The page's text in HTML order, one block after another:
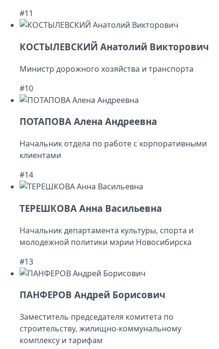
#11
КОСТЫЛЕВСКИЙ Анатолий Викторович
Министр дорожного хозяйства и транспорта
#10
ПОТАПОВА Алена Андреевна
Начальник отдела по работе с корпоративными
клиентами
#14
ТЕРЕШКОВА Анна Васильевна
Начальник департамента культуры, спорта и
молодежной политики мэрии Новосибирска
#13
ПАНФЕРОВ Андрей Борисович
Заместитель председателя комитета по
строительству, жилищно-коммунальному
комплексу и тарифам